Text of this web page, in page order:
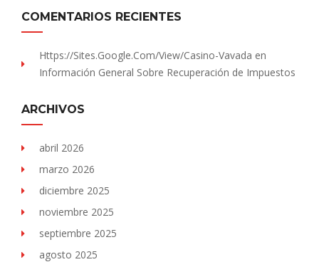
COMENTARIOS RECIENTES
Https://sites.Google.com/view/Casino-Vavada en
Información General Sobre Recuperación de Impuestos
ARCHIVOS
abril 2026
marzo 2026
diciembre 2025
noviembre 2025
septiembre 2025
agosto 2025